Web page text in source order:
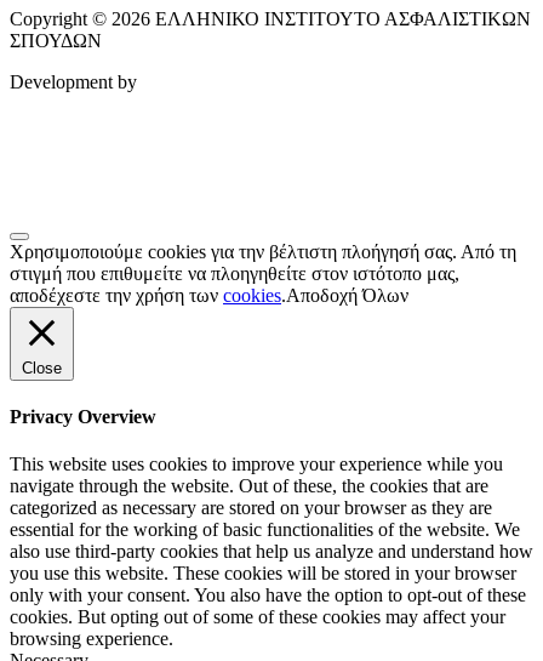
Copyright © 2026 ΕΛΛΗΝΙΚΟ ΙΝΣΤΙΤΟΥΤΟ ΑΣΦΑΛΙΣΤΙΚΩΝ
ΣΠΟΥΔΩΝ
Development by
Χρησιμοποιούμε cookies για την βέλτιστη πλοήγησή σας. Από τη
στιγμή που επιθυμείτε να πλοηγηθείτε στον ιστότοπο μας,
αποδέχεστε την χρήση των cookies.Αποδοχή Όλων
Close
Privacy Overview
This website uses cookies to improve your experience while you
navigate through the website. Out of these, the cookies that are
categorized as necessary are stored on your browser as they are
essential for the working of basic functionalities of the website. We
also use third-party cookies that help us analyze and understand how
you use this website. These cookies will be stored in your browser
only with your consent. You also have the option to opt-out of these
cookies. But opting out of some of these cookies may affect your
browsing experience.